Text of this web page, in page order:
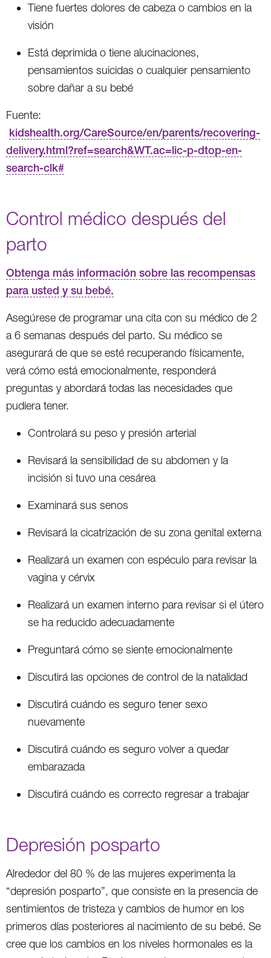
Tiene fuertes dolores de cabeza o cambios en la
visión
Está deprimida o tiene alucinaciones,
pensamientos suicidas o cualquier pensamiento
sobre dañar a su bebé
Fuente:
kidshealth.org/CareSource/en/parents/recovering-
delivery.html?ref=search&WT.ac=lic-p-dtop-en-
search-clk#
Control médico después del
parto
Obtenga más información sobre las recompensas
para usted y su bebé.
Asegúrese de programar una cita con su médico de 2
a 6 semanas después del parto. Su médico se
asegurará de que se esté recuperando físicamente,
verá cómo está emocionalmente, responderá
preguntas y abordará todas las necesidades que
pudiera tener.
Controlará su peso y presión arterial
Revisará la sensibilidad de su abdomen y la
incisión si tuvo una cesárea
Examinará sus senos
Revisará la cicatrización de su zona genital externa
Realizará un examen con espéculo para revisar la
vagina y cérvix
Realizará un examen interno para revisar si el útero
se ha reducido adecuadamente
Preguntará cómo se siente emocionalmente
Discutirá las opciones de control de la natalidad
Discutirá cuándo es seguro tener sexo
nuevamente
Discutirá cuándo es seguro volver a quedar
embarazada
Discutirá cuándo es correcto regresar a trabajar
Depresión posparto
Alrededor del 80 % de las mujeres experimenta la
“depresión posparto”, que consiste en la presencia de
sentimientos de tristeza y cambios de humor en los
primeros días posteriores al nacimiento de su bebé. Se
cree que los cambios en los niveles hormonales es la